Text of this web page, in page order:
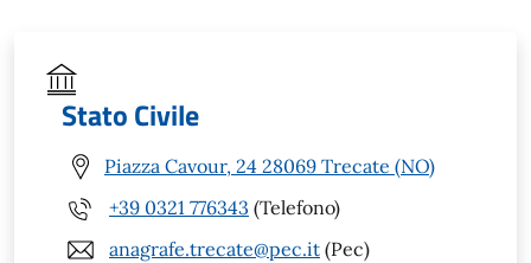
Stato Civile
Piazza Cavour, 24 28069 Trecate (NO)
+39 0321 776343 (Telefono)
anagrafe.trecate@pec.it (Pec)